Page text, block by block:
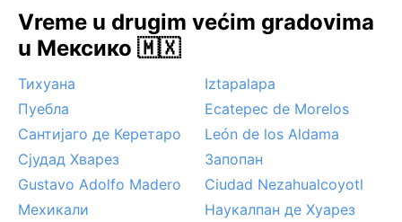
a ne vremenska pojava, ali su deo realnosti ovog
fascinantnog područja.
Vreme u drugim većim gradovima
u Мексико 🇲🇽
Тихуана
Iztapalapa
Пуебла
Ecatepec de Morelos
Сантијаго де Керетаро
León de los Aldama
Сјудад Хварез
Запопан
Gustavo Adolfo Madero
Ciudad Nezahualcoyotl
Мехикали
Наукалпан де Хуарез